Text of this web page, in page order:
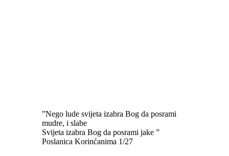
”Nego lude svijeta izabra Bog da posrami
mudre, i slabe
Svijeta izabra Bog da posrami jake ”
Poslanica Korinćanima 1/27